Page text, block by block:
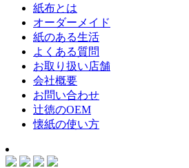
紙布とは
オーダーメイド
紙のある生活
よくある質問
お取り扱い店舗
会社概要
お問い合わせ
辻徳のOEM
懐紙の使い方